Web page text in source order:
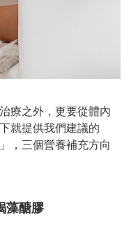
療之外，更要從體內
就提供我們建議的
，三個營養補充方向
藻醣膠